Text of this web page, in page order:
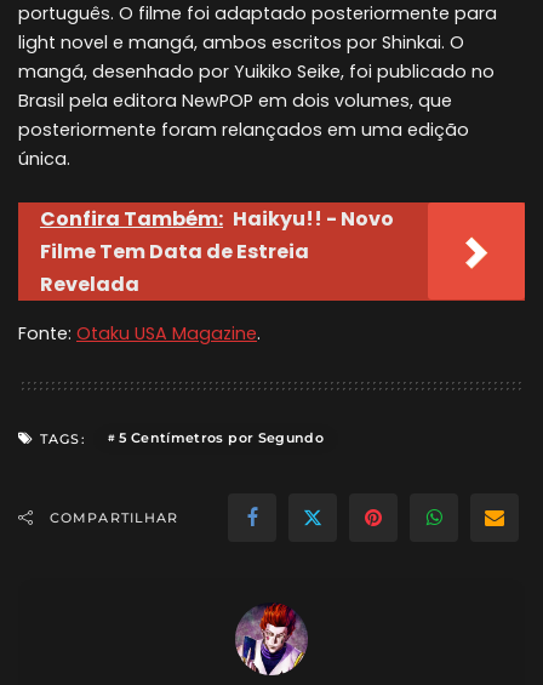
português. O filme foi adaptado posteriormente para
light novel e mangá, ambos escritos por Shinkai. O
mangá, desenhado por Yuikiko Seike, foi publicado no
Brasil pela editora NewPOP em dois volumes, que
posteriormente foram relançados em uma edição
única.
Confira Também: Haikyu!! - Novo
Filme Tem Data de Estreia
Revelada
Fonte: Otaku USA Magazine.
TAGS: 5 Centímetros por Segundo
COMPARTILHAR